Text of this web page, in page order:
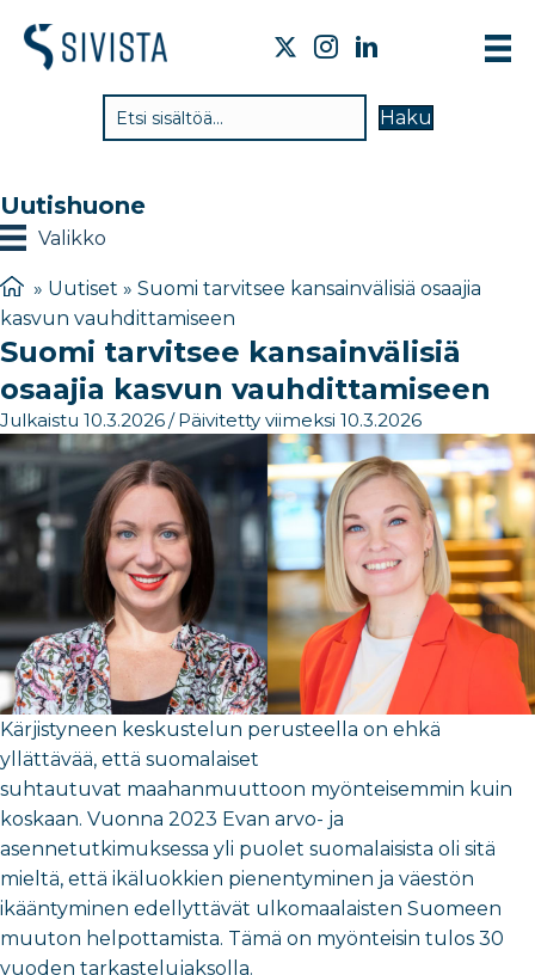
Haku
Uutishuone
Valikko
» Uutiset » Suomi tarvitsee kansainvälisiä osaajia
kasvun vauhdittamiseen
Suomi tarvitsee kansainvälisiä
osaajia kasvun vauhdittamiseen
Julkaistu 10.3.2026/ Päivitetty viimeksi 10.3.2026
Kärjistyneen keskustelun perusteella on ehkä
yllättävää, että suomalaiset
suhtautuvat maahanmuuttoon myönteisemmin kuin
koskaan. Vuonna 2023 Evan arvo- ja
asennetutkimuksessa yli puolet suomalaisista oli sitä
mieltä, että ikäluokkien pienentyminen ja väestön
ikääntyminen edellyttävät ulkomaalaisten Suomeen
muuton helpottamista. Tämä on myönteisin tulos 30
vuoden tarkastelujaksolla.